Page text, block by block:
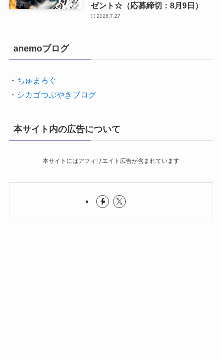
ゼント☆（応募締切：8月9日）
2026.7.27
anemoブログ
・ ちゅまろぐ
・ シカゴつぶやきブログ
本サイト内の広告について
本サイトにはアフィリエイト広告が含まれています